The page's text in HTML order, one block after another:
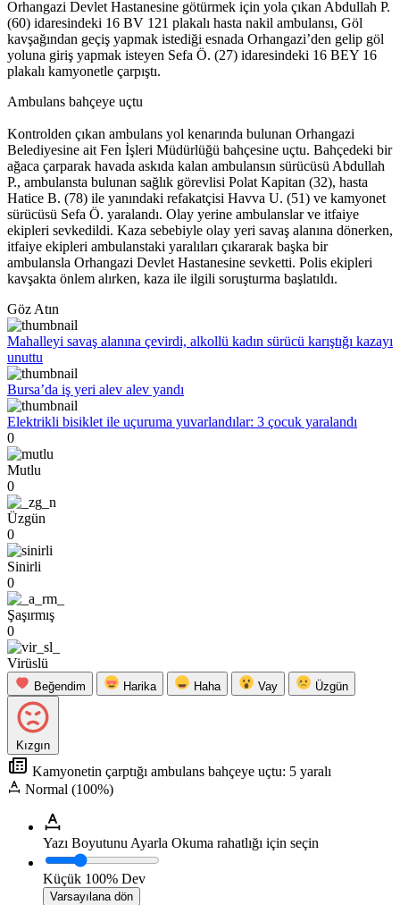
Orhangazi Devlet Hastanesine götürmek için yola çıkan Abdullah P.
(60) idaresindeki 16 BV 121 plakalı hasta nakil ambulansı, Göl
kavşağından geçiş yapmak istediği esnada Orhangazi’den gelip göl
yoluna giriş yapmak isteyen Sefa Ö. (27) idaresindeki 16 BEY 16
plakalı kamyonetle çarpıştı.
Ambulans bahçeye uçtu
Kontrolden çıkan ambulans yol kenarında bulunan Orhangazi
Belediyesine ait Fen İşleri Müdürlüğü bahçesine uçtu. Bahçedeki bir
ağaca çarparak havada askıda kalan ambulansın sürücüsü Abdullah
P., ambulansta bulunan sağlık görevlisi Polat Kapitan (32), hasta
Hatice B. (78) ile yanındaki refakatçisi Havva U. (51) ve kamyonet
sürücüsü Sefa Ö. yaralandı. Olay yerine ambulanslar ve itfaiye
ekipleri sevkedildi. Kaza sebebiyle olay yeri savaş alanına dönerken,
itfaiye ekipleri ambulanstaki yaralıları çıkararak başka bir
ambulansla Orhangazi Devlet Hastanesine sevketti. Polis ekipleri
kavşakta önlem alırken, kaza ile ilgili soruşturma başlatıldı.
Göz Atın
Mahalleyi savaş alanına çevirdi, alkollü kadın sürücü karıştığı kazayı
unuttu
Bursa’da iş yeri alev alev yandı
Elektrikli bisiklet ile uçuruma yuvarlandılar: 3 çocuk yaralandı
0
Mutlu
0
Üzgün
0
Sinirli
0
Şaşırmış
0
Virüslü
Beğendim Harika Haha Vay Üzgün
Kızgın
Kamyonetin çarptığı ambulans bahçeye uçtu: 5 yaralı
Normal (100%)
Yazı Boyutunu Ayarla Okuma rahatlığı için seçin
Küçük 100% Dev
Varsayılana dön